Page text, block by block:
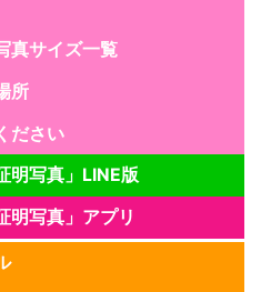
真サイズ一覧
所
ださい
明写真」LINE版
明写真」アプリ